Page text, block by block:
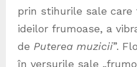
prin stihurile sale care
ideilor frumoase, a
de Puterea muzicii”.
în versurile sale